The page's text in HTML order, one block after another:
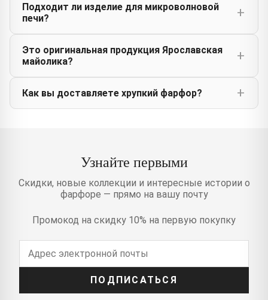
Подходит ли изделие для микроволновой
печи?
Это оригинальная продукция Ярославская
майолика?
Как вы доставляете хрупкий фарфор?
Узнайте первыми
Скидки, новые коллекции и интересные истории о
фарфоре — прямо на вашу почту
Промокод на скидку 10% на первую покупку
ПОДПИСАТЬСЯ